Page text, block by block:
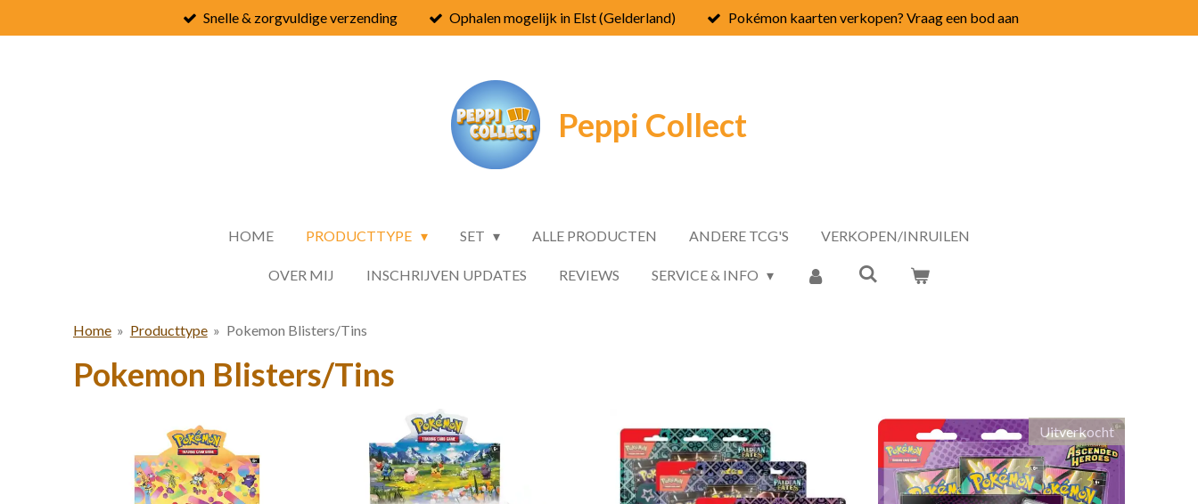
direct
Snelle & zorgvuldige verzending Ophalen mogelijk in Elst (Gelderland) Pokémon kaarten verkopen? Vraag een bod aan
Peppi Collect
HOME PRODUCTTYPE SET ALLE PRODUCTEN ANDERE TCG'S VERKOPEN/INRUILEN
OVER MIJ INSCHRIJVEN UPDATES REVIEWS SERVICE & INFO
Home » Producttype » Pokemon Blisters/Tins
Pokemon Blisters/Tins
Uitverkocht